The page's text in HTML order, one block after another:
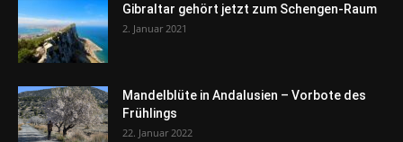
Gibraltar gehört jetzt zum Schengen-Raum
2. Januar 2021
Mandelblüte in Andalusien – Vorbote des
Frühlings
22. Januar 2022